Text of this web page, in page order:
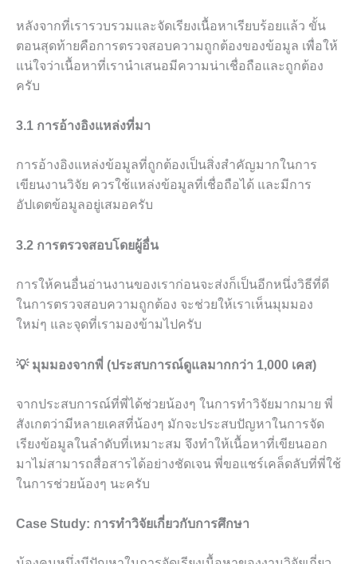
หลังจากที่เรารวบรวมและจัดเรียงเนื้อหาเรียบร้อยแล้ว ขั้น
ตอนสุดท้ายคือการตรวจสอบความถูกต้องของข้อมูล เพื่อให้
แน่ใจว่าเนื้อหาที่เรานำเสนอมีความน่าเชื่อถือและถูกต้อง
ครับ
3.1 การอ้างอิงแหล่งที่มา
การอ้างอิงแหล่งข้อมูลที่ถูกต้องเป็นสิ่งสำคัญมากในการ
เขียนงานวิจัย ควรใช้แหล่งข้อมูลที่เชื่อถือได้ และมีการ
อัปเดตข้อมูลอยู่เสมอครับ
3.2 การตรวจสอบโดยผู้อื่น
การให้คนอื่นอ่านงานของเราก่อนจะส่งก็เป็นอีกหนึ่งวิธีที่ดี
ในการตรวจสอบความถูกต้อง จะช่วยให้เราเห็นมุมมอง
ใหม่ๆ และจุดที่เรามองข้ามไปครับ
💡 มุมมองจากพี่ (ประสบการณ์ดูแลมากกว่า 1,000 เคส)
จากประสบการณ์ที่พี่ได้ช่วยน้องๆ ในการทำวิจัยมากมาย พี่
สังเกตว่ามีหลายเคสที่น้องๆ มักจะประสบปัญหาในการจัด
เรียงข้อมูลในลำดับที่เหมาะสม จึงทำให้เนื้อหาที่เขียนออก
มาไม่สามารถสื่อสารได้อย่างชัดเจน พี่ขอแชร์เคล็ดลับที่พี่ใช้
ในการช่วยน้องๆ นะครับ
Case Study: การทำวิจัยเกี่ยวกับการศึกษา